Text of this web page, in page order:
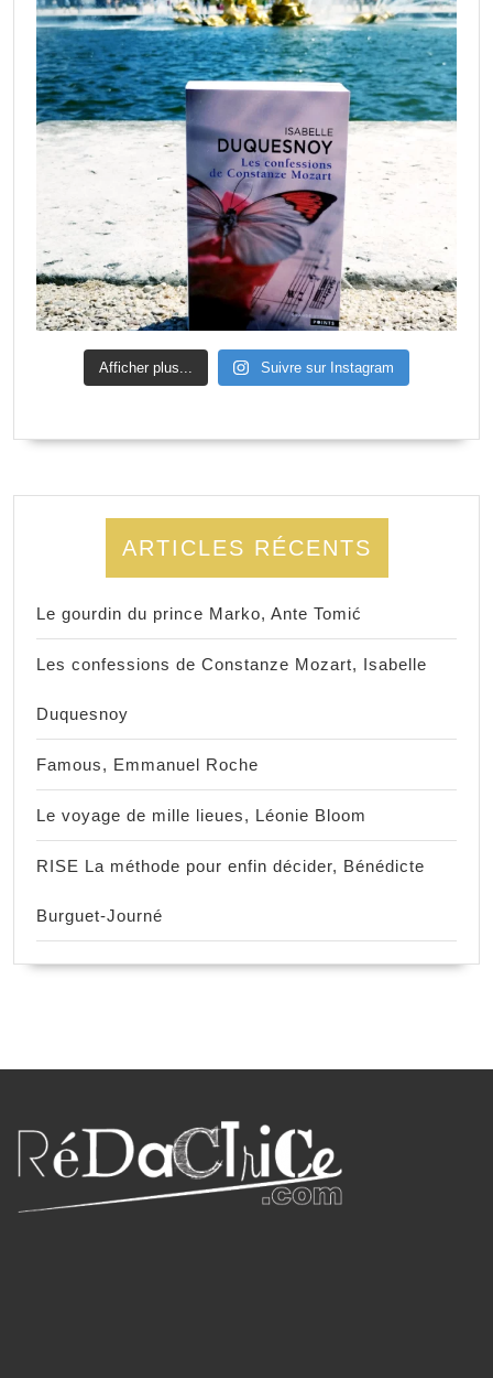
Afficher plus... Suivre sur Instagram
ARTICLES RÉCENTS
Le gourdin du prince Marko, Ante Tomić
Les confessions de Constanze Mozart, Isabelle
Duquesnoy
Famous, Emmanuel Roche
Le voyage de mille lieues, Léonie Bloom
RISE La méthode pour enfin décider, Bénédicte
Burguet-Journé